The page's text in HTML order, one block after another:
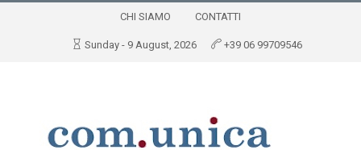
CHI SIAMO CONTATTI
Sunday - 9 August, 2026 +39 06 99709546